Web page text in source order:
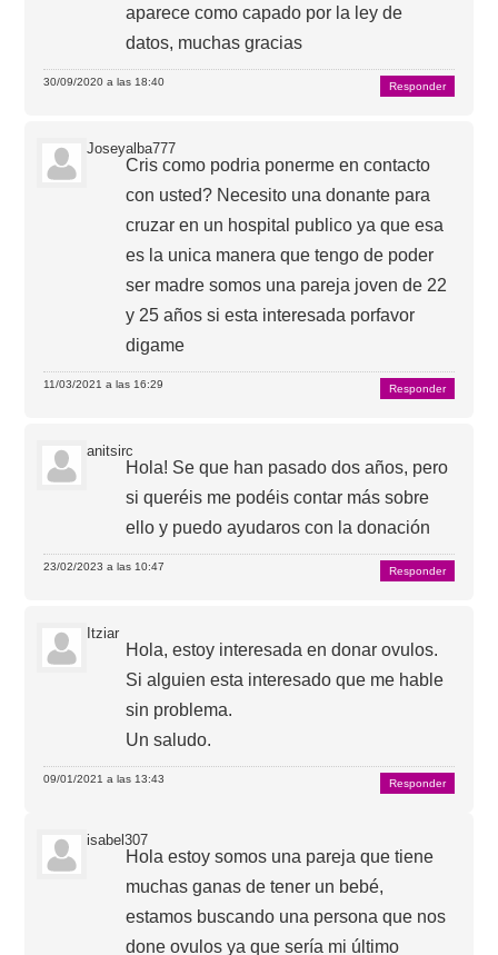
aparece como capado por la ley de
datos, muchas gracias
30/09/2020 a las 18:40 Responder
Joseyalba777
Cris como podria ponerme en contacto
con usted? Necesito una donante para
cruzar en un hospital publico ya que esa
es la unica manera que tengo de poder
ser madre somos una pareja joven de 22
y 25 años si esta interesada porfavor
digame
11/03/2021 a las 16:29 Responder
anitsirc
Hola! Se que han pasado dos años, pero
si queréis me podéis contar más sobre
ello y puedo ayudaros con la donación
23/02/2023 a las 10:47 Responder
Itziar
Hola, estoy interesada en donar ovulos.
Si alguien esta interesado que me hable
sin problema.
Un saludo.
09/01/2021 a las 13:43 Responder
isabel307
Hola estoy somos una pareja que tiene
muchas ganas de tener un bebé,
estamos buscando una persona que nos
done ovulos ya que sería mi último